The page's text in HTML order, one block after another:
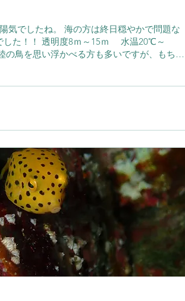
気でしたね。 海の方は終日穏やかで問題な
した！！ 透明度8ｍ～15ｍ 水温20℃～
鳥を思い浮かべる方も多いですが、もちろ
まるで砂の上を散歩しているかのよう。 実
どを探して暮らしています。 もうひとつ注
を主張する場面では大きく広げることがあ
広げたように美しく、普段とのギャップに
ヤマドリは体の色や模様も砂や小石によく
見つけるのが難しい魚です。 しかし、一度
、「あそこにも」「ここにも」と次々に目に